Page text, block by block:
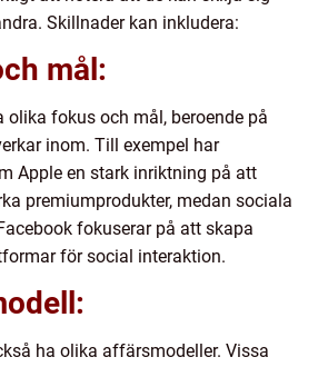
Skillnader kan inkludera:
mål:
olika fokus och mål, beroende på
inom. Till exempel har
Apple en stark inriktning på att
premiumprodukter, medan sociala
fokuserar på att skapa
för social interaktion.
ha olika affärsmodeller. Vissa